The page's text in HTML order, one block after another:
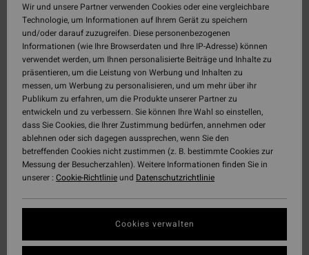
Wir und unsere Partner verwenden Cookies oder eine vergleichbare
Technologie, um Informationen auf Ihrem Gerät zu speichern
und/oder darauf zuzugreifen. Diese personenbezogenen
Informationen (wie Ihre Browserdaten und Ihre IP-Adresse) können
verwendet werden, um Ihnen personalisierte Beiträge und Inhalte zu
präsentieren, um die Leistung von Werbung und Inhalten zu
messen, um Werbung zu personalisieren, und um mehr über ihr
Publikum zu erfahren, um die Produkte unserer Partner zu
entwickeln und zu verbessern. Sie können Ihre Wahl so einstellen,
dass Sie Cookies, die Ihrer Zustimmung bedürfen, annehmen oder
ablehnen oder sich dagegen aussprechen, wenn Sie den
betreffenden Cookies nicht zustimmen (z. B. bestimmte Cookies zur
Messung der Besucherzahlen). Weitere Informationen finden Sie in
unserer : Cookie-Richtlinieund Datenschutzrichtlinie
Cookies verwalten